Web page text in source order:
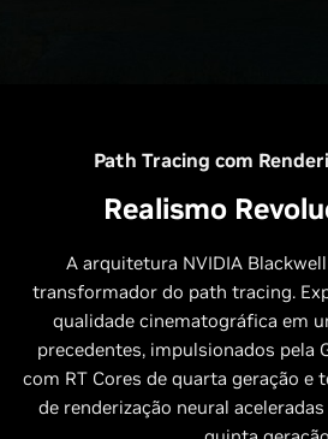
Path Tracing com
Realismo
A arquitetura NVIDIA
transformador do path tracing.
qualidade cinematográfica em
precedentes, impulsionados pela
com RT Cores de quarta geração e
de renderização neural